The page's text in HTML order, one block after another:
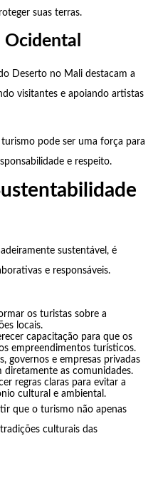
suas terras.
Deserto no Mali destacam a
visitantes e apoiando artistas
pode ser uma força para
e respeito.
sustentável, é
e responsáveis.
os turistas sobre a
locais.
capacitação para que os
empreendimentos turísticos.
governos e empresas privadas
as comunidades.
regras claras para evitar a
cultural e ambiental.
que o turismo não apenas
culturais das